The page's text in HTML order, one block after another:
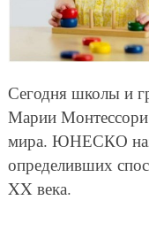
Сегодня школы и
Марии Монтессори,
мира. ЮНЕСКО
определивших
XX века.